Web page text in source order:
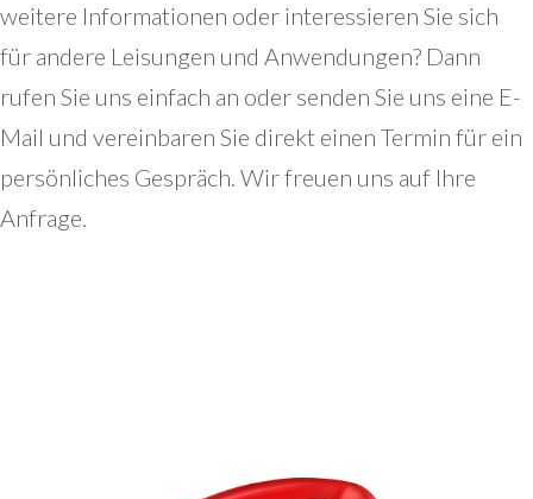
weitere Informationen oder interessieren Sie sich
für andere Leisungen und Anwendungen? Dann
rufen Sie uns einfach an oder senden Sie uns eine E-
Mail und vereinbaren Sie direkt einen Termin für ein
persönliches Gespräch. Wir freuen uns auf Ihre
Anfrage.